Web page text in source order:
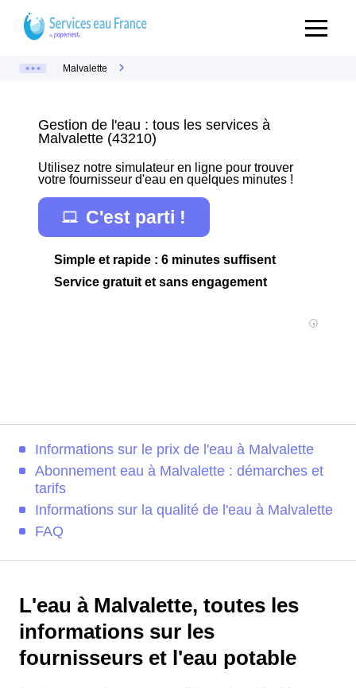
Malvalette
Gestion de l'eau : tous les services à
Malvalette (43210)
Utilisez notre simulateur en ligne pour trouver
votre fournisseur d'eau en quelques minutes !
C'est parti !
Simple et rapide : 6 minutes suffisent
Service gratuit et sans engagement
Informations sur le prix de l'eau à Malvalette
Abonnement eau à Malvalette : démarches et
tarifs
Informations sur la qualité de l'eau à Malvalette
FAQ
L'eau à Malvalette, toutes les
informations sur les
fournisseurs et l'eau potable